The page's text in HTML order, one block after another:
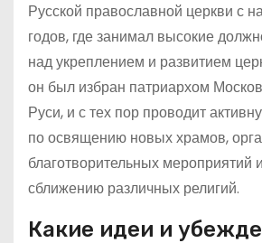
Русской православной церкви с
годов, где занимал высокие
над укреплением и развитием
он был избран патриархом
Руси, и с тех пор проводит
по освящению новых храмов,
благотворительных мероприятий
сближению различных религий.
Какие идеи и